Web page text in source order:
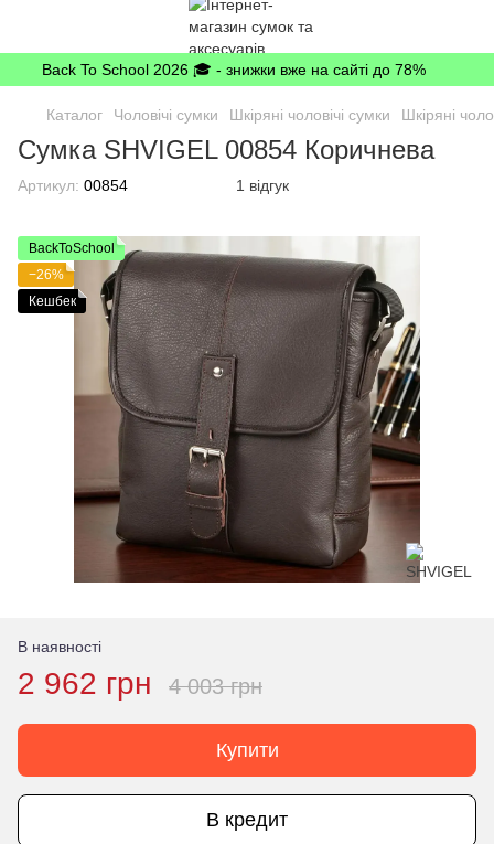
Back To School 2026 🎓 - знижки вже на сайті до 78%
Каталог Чоловічі сумки Шкіряні чоловічі сумки Шкіряні
Сумка SHVIGEL 00854 Коричнева
Артикул: 00854 1 відгук
BackToSchool
−26%
Кешбек
В наявності
2 962 грн 4 003 грн
Купити
В кредит